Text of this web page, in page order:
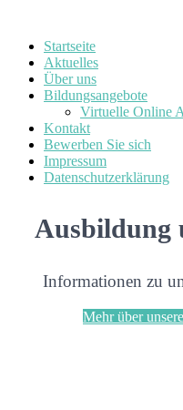
Startseite
Aktuelles
Über uns
Bildungsangebote
Virtuelle Online
Kontakt
Bewerben Sie sich
Impressum
Datenschutzerklärung
Ausbildung
Informationen zu
Mehr über